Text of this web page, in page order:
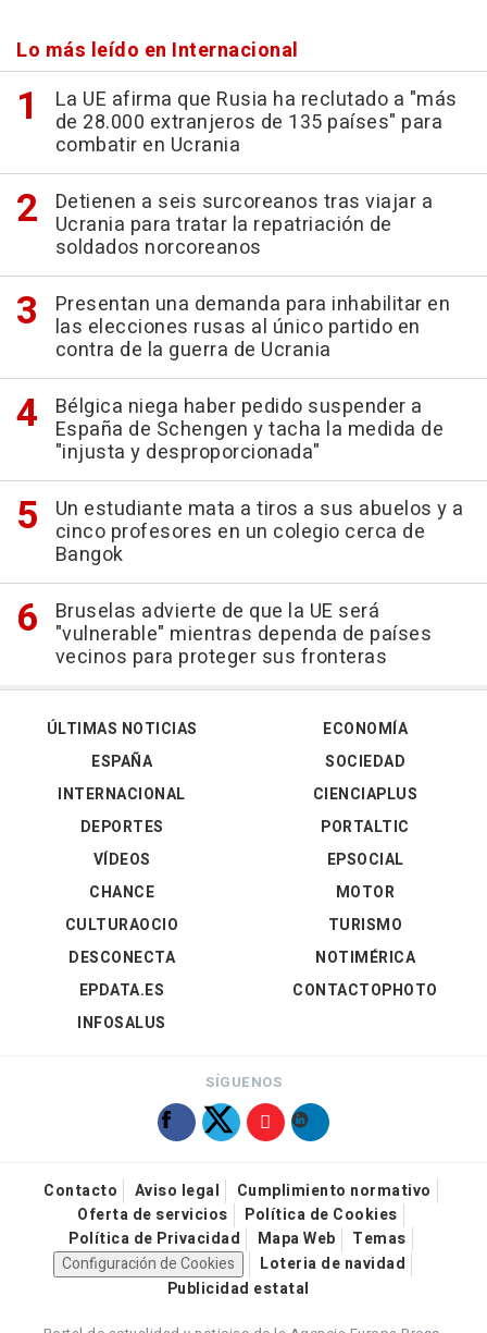
Lo más leído en Internacional
La UE afirma que Rusia ha reclutado a "más
de 28.000 extranjeros de 135 países" para
combatir en Ucrania
Detienen a seis surcoreanos tras viajar a
Ucrania para tratar la repatriación de
soldados norcoreanos
Presentan una demanda para inhabilitar en
las elecciones rusas al único partido en
contra de la guerra de Ucrania
Bélgica niega haber pedido suspender a
España de Schengen y tacha la medida de
"injusta y desproporcionada"
Un estudiante mata a tiros a sus abuelos y a
cinco profesores en un colegio cerca de
Bangok
Bruselas advierte de que la UE será
"vulnerable" mientras dependa de países
vecinos para proteger sus fronteras
ÚLTIMAS NOTICIAS
ESPAÑA
INTERNACIONAL
DEPORTES
VÍDEOS
ECONOMÍA
SOCIEDAD
CIENCIAPLUS
PORTALTIC
EPSOCIAL
CHANCE
CULTURAOCIO
DESCONECTA
EPDATA.ES
INFOSALUS
MOTOR
TURISMO
NOTIMÉRICA
CONTACTOPHOTO
SÍGUENOS
Contacto Aviso legal
Cumplimiento normativo
Oferta de servicios
Política de Cookies
Política de Privacidad
Mapa Web
Temas
Configuración de Cookies
Loteria de navidad
Publicidad estatal